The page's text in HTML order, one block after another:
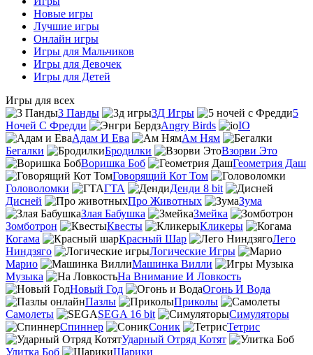
Новые игры
Лучшие игры
Онлайн игры
Игры для Мальчиков
Игры для Девочек
Игры для Детей
Игры для всех
3 Панды
3Д Игры
5
Ночей С Фредди
Angry Birds
IO
Адам И Ева
Ам Ням
Бегалки
Бродилки
Взорви Это
Воришка Боб
Геометрия Даш
Говорящий Кот Том
Головоломки
ГТА
Денди 8 bit
Дисней
Про Животных
Зума
Злая Бабушка
Змейка
Зомботрон
Квесты
Кликеры
Когама
Красный Шар
Лего
Ниндзяго
Логические Игры
Марио
Машинка Вилли
Музыка
На Внимание И Ловкость
Новый Год
Огонь И Вода
Пазлы
Приколы
Самолеты
SEGA 16 bit
Симуляторы
Спиннер
Соник
Тетрис
Ударный Отряд Котят
Улитка Боб
Шарики